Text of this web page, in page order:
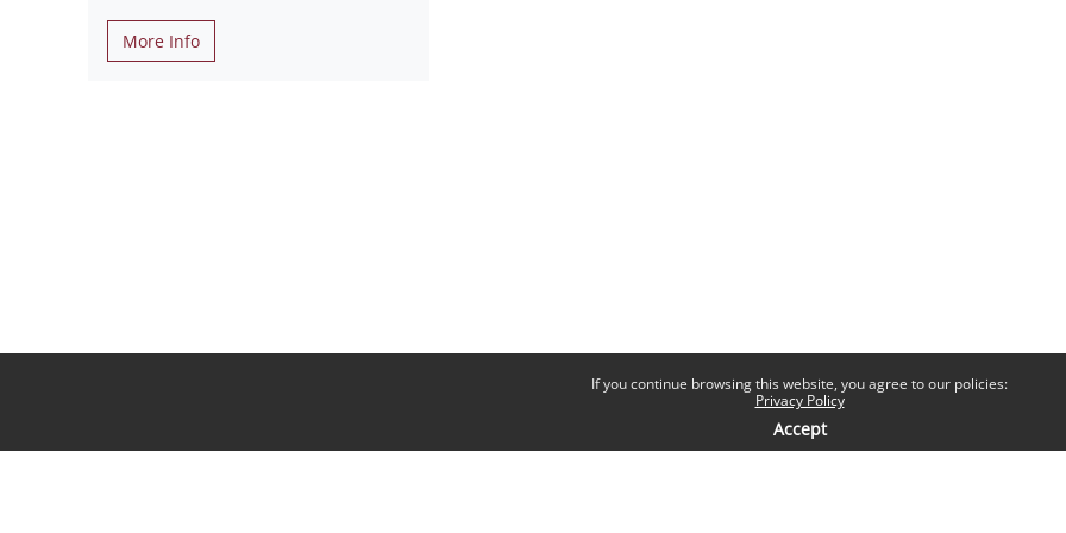
If you continue browsing this website, you agree to our policies:
Privacy Policy
Accept
More Info